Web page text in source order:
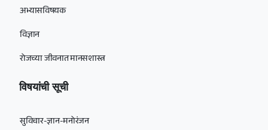
अभ्यासविषयक
विज्ञान
रोजच्या जीवनात मानसशास्त्र
विषयांची सूची
सुविचार-ज्ञान-मनोरंजन